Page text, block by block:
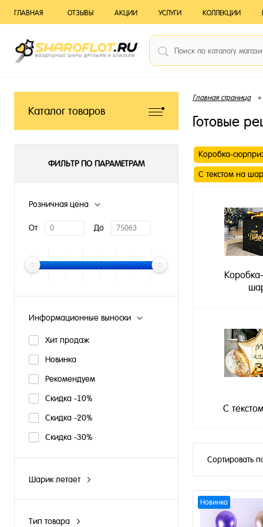
ГЛАВНАЯ ОТЗЫВЫ АКЦИИ УСЛУГИ КОЛЛЕКЦИИ
Каталог товаров
ФИЛЬТР ПО ПАРАМЕТРАМ
Розничная цена
От До
Информационные выноски
Хит продаж
Новинка
Рекомендуем
Скидка -10%
Скидка -20%
Скидка -30%
Шарик летает
Тип товара
Главная страница •
Готовые
Коробка-
С текстом на
С
Сортировать
Новинка